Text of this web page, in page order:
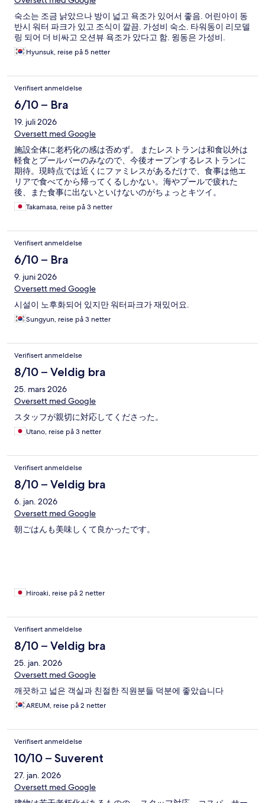
숙소는 조금 낡았으나 방이 넓고 욕조가 있어서 좋음. 어린아이 동
반시 워터 파크가 있고 조식이 깔끔. 가성비 숙소. 타워동이 리모델
링 되어 더 비싸고 오션뷰 욕조가 았다고 함. 윙동은 가성비.
Hyunsuk, reise på 5 netter
Verifisert anmeldelse
6/10 – Bra
19. juli 2026
Oversett med Google
施設全体に老朽化の感は否めず。 またレストランは和食以外は
軽食とプールバーのみなので、今後オープンするレストランに
期待。現時点では近くにファミレスがあるだけで、食事は他エ
リアで食べてから帰ってくるしかない。海やプールで疲れた
後、また食事に出ないといけないのがちょっとキツイ。
Takamasa, reise på 3 netter
Verifisert anmeldelse
6/10 – Bra
9. juni 2026
Oversett med Google
시설이 노후화되어 있지만 워터파크가 재밌어요.
Sungyun, reise på 3 netter
Verifisert anmeldelse
8/10 – Veldig bra
25. mars 2026
Oversett med Google
スタッフが親切に対応してくださった。
Utano, reise på 3 netter
Verifisert anmeldelse
8/10 – Veldig bra
6. jan. 2026
Oversett med Google
朝ごはんも美味しくて良かったです。
Hiroaki, reise på 2 netter
Verifisert anmeldelse
8/10 – Veldig bra
25. jan. 2026
Oversett med Google
깨끗하고 넓은 객실과 친절한 직원분들 덕분에 좋았습니다
AREUM, reise på 2 netter
Verifisert anmeldelse
10/10 – Suverent
27. jan. 2026
Oversett med Google